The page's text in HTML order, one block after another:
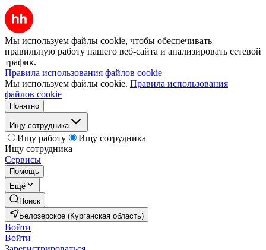
Мы используем файлы cookie, чтобы обеспечивать
правильную работу нашего веб-сайта и анализировать сетевой
трафик.
Правила использования файлов cookie
Мы используем файлы cookie. Правила использования
файлов cookie
Понятно
Ищу сотрудника
Ищу работу
Ищу сотрудника
Ищу сотрудника
Сервисы
Помощь
Ещё
Поиск
Белозерское (Курганская область)
Войти
Войти